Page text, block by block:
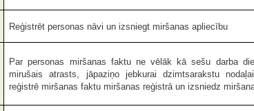
Reģistrēt personas nāvi un izsniegt miršanas apliecību
Par personas miršanas faktu ne vēlāk kā sešu darba
mirušais atrasts, jāpaziņo jebkurai dzimtsarakstu
reģistrē miršanas faktu miršanas reģistrā un izsniedz